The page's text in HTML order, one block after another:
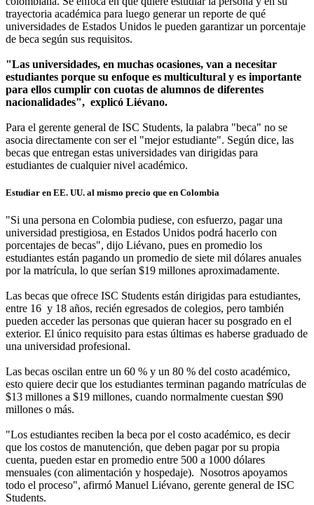
trayectoria académica para luego generar un reporte de qué
universidades de Estados Unidos le pueden garantizar un porcentaje
de beca según sus requisitos.
"Las universidades, en muchas ocasiones, van a necesitar
estudiantes porque su enfoque es multicultural y es importante
para ellos cumplir con cuotas de alumnos de diferentes
nacionalidades", explicó Liévano.
Para el gerente general de ISC Students, la palabra "beca" no se
asocia directamente con ser el "mejor estudiante". Según dice, las
becas que entregan estas universidades van dirigidas para
estudiantes de cualquier nivel académico.
Estudiar en EE. UU. al mismo precio que en Colombia
"Si una persona en Colombia pudiese, con esfuerzo, pagar una
universidad prestigiosa, en Estados Unidos podrá hacerlo con
porcentajes de becas", dijo Liévano, pues en promedio los
estudiantes están pagando un promedio de siete mil dólares anuales
por la matrícula, lo que serían $19 millones aproximadamente.
Las becas que ofrece ISC Students están dirigidas para estudiantes,
entre 16 y 18 años, recién egresados de colegios, pero también
pueden acceder las personas que quieran hacer su posgrado en el
exterior. El único requisito para estas últimas es haberse graduado de
una universidad profesional.
Las becas oscilan entre un 60 % y un 80 % del costo académico,
esto quiere decir que los estudiantes terminan pagando matrículas de
$13 millones a $19 millones, cuando normalmente cuestan $90
millones o más.
"Los estudiantes reciben la beca por el costo académico, es decir
que los costos de manutención, que deben pagar por su propia
cuenta, pueden estar en promedio entre 500 a 1000 dólares
mensuales (con alimentación y hospedaje). Nosotros apoyamos
todo el proceso", afirmó Manuel Liévano, gerente general de ISC
Students.